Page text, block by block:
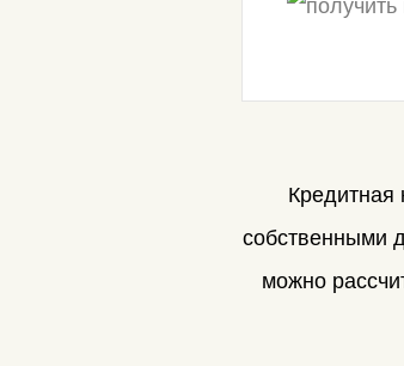
Кредитная
собственными
можно